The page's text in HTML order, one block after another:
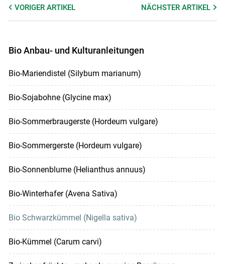
VORIGER ARTIKEL NÄCHSTERARTIKEL
Bio Anbau- und Kulturanleitungen
Bio-Mariendistel (Silybum marianum)
Bio-Sojabohne (Glycine max)
Bio-Sommerbraugerste (Hordeum vulgare)
Bio-Sommergerste (Hordeum vulgare)
Bio-Sonnenblume (Helianthus annuus)
Bio-Winterhafer (Avena Sativa)
Bio Schwarzkümmel (Nigella sativa)
Bio-Kümmel (Carum carvi)